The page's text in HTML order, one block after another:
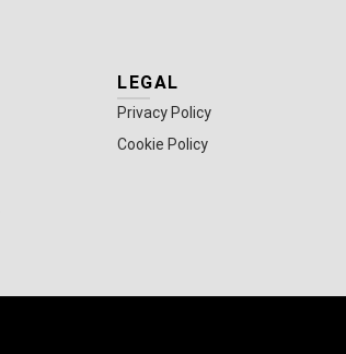
LEGAL
Privacy Policy
Cookie Policy